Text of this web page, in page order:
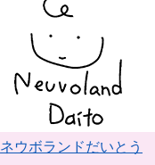
ネウボランドだいとう